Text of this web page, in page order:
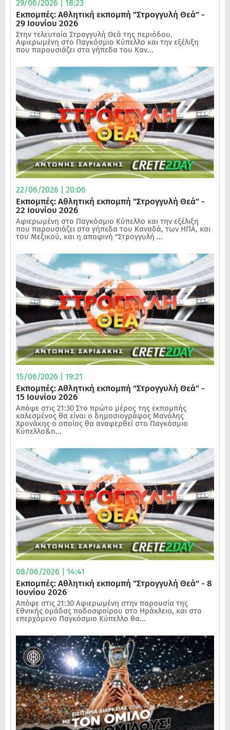
29/06/2026 | 18:23
Εκπομπές: Αθλητική εκπομπή "Στρογγυλή Θεά" -
29 Ιουνίου 2026
Στην τελευταία Στρογγυλή Θεά της περιόδου.
Αφιερωμένη στο Παγκόσμιο Κύπελλο και την εξέλιξη
που παρουσιάζει στα γήπεδα του Καν...
22/06/2026 | 20:06
Εκπομπές: Αθλητική εκπομπή "Στρογγυλή Θεά" -
22 Ιουνίου 2026
Αφιερωμένη στο Παγκόσμιο Κύπελλο και την εξέλιξη
που παρουσιάζει στα γήπεδα του Καναδά, των ΗΠΑ, και
του Μεξικού, και η αποψινή "Στρογγυλή ...
15/06/2026 | 19:21
Εκπομπές: Αθλητική εκπομπή "Στρογγυλή Θεά" -
15 Ιουνίου 2026
Απόψε στις 21:30 Στο πρώτο μέρος της εκπομπής
καλεσμένος θα είναι ο δημοσιογράφος Μανόλης
Χρονάκης ο οποίος θα αναφερθεί στο Παγκόσμιο
Κύπελλο&n...
08/06/2026 | 14:41
Εκπομπές: Αθλητική εκπομπή "Στρογγυλή Θεά" - 8
Ιουνίου 2026
Απόψε στις 21:30 Αφιερωμένη στην παρουσία της
Εθνικής ομάδας ποδοσφαίρου στο Ηράκλειο, και στο
επερχόμενο Παγκόσμιο Κύπελλο θα...